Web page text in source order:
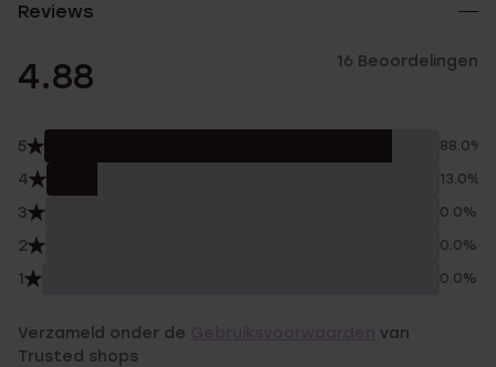
Reviews
4.88 16 Beoordelingen
5 88.0%
4 13.0%
3 0.0%
2 0.0%
1 0.0%
Verzameld onder de
van
Trusted shops